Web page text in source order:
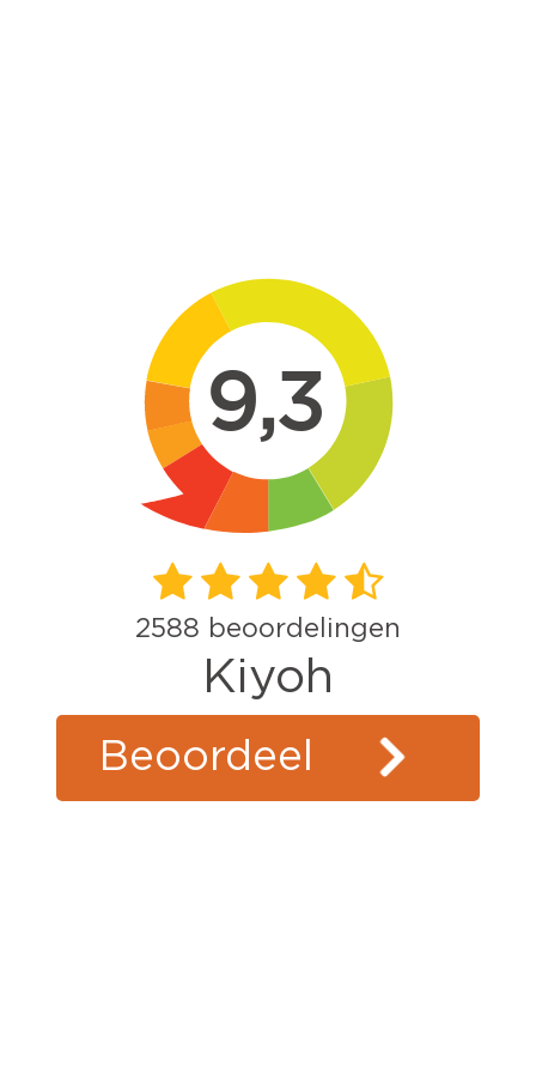
9,3
2588 beoordelingen
Kiyoh
Beoordeel